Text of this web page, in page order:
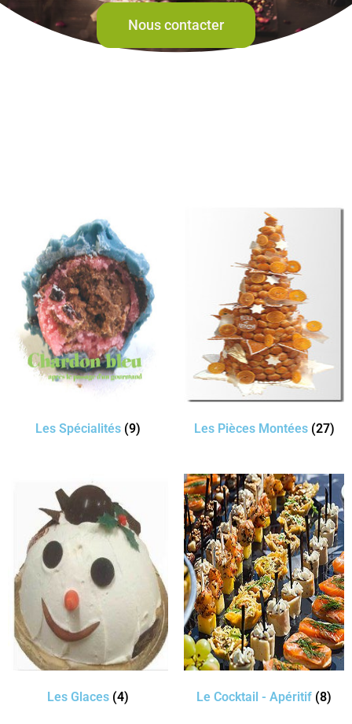
Nous contacter
Les Spécialités (9) Les Pièces Montées (27)
Les Glaces (4) Le Cocktail - Apéritif (8)